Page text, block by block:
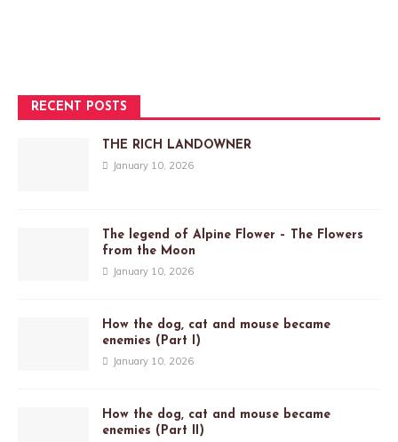
RECENT POSTS
THE RICH LANDOWNER
January 10, 2026
The legend of Alpine Flower – The Flowers
from the Moon
January 10, 2026
How the dog, cat and mouse became
enemies (Part I)
January 10, 2026
How the dog, cat and mouse became
enemies (Part II)